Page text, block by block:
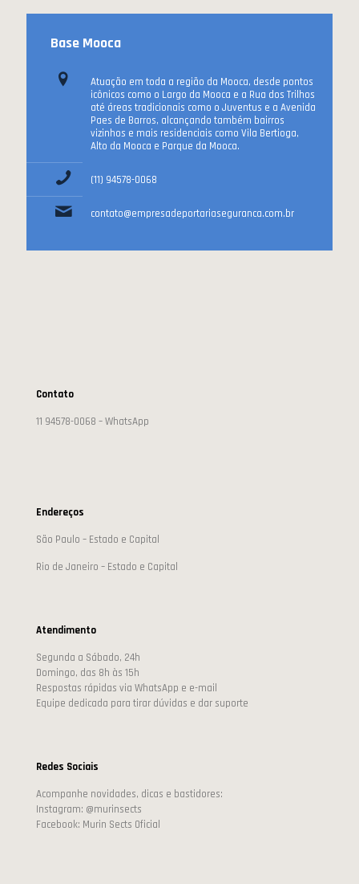
Base Mooca
Atuação em toda a região da Mooca, desde pontos
icônicos como o Largo da Mooca e a Rua dos Trilhos
até áreas tradicionais como o Juventus e a Avenida
Paes de Barros, alcançando também bairros
vizinhos e mais residenciais como Vila Bertioga,
Alto da Mooca e Parque da Mooca.
(11) 94578-0068
contato@empresadeportariaseguranca.com.br
Contato
11 94578-0068 – WhatsApp
Endereços
São Paulo – Estado e Capital
Rio de Janeiro – Estado e Capital
Atendimento
Segunda a Sábado, 24h
Domingo, das 8h às 15h
Respostas rápidas via WhatsApp e e-mail
Equipe dedicada para tirar dúvidas e dar suporte
Redes Sociais
Acompanhe novidades, dicas e bastidores:
Instagram: @murinsects
Facebook: Murin Sects Oficial